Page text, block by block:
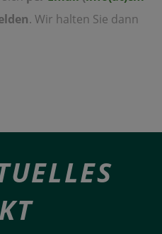
. Wir halten Sie dann